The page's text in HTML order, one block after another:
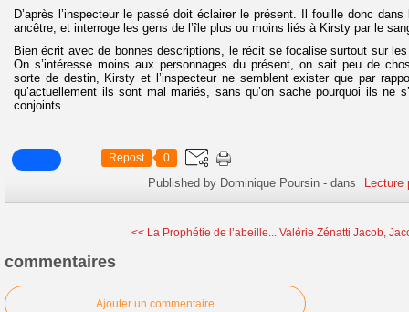
D’après l’inspecteur le passé doit éclairer le présent. Il fouille donc
ancêtre, et interroge les gens de l’île plus ou moins liés à Kirsty par le
Bien écrit avec de bonnes descriptions, le récit se focalise surtout sur
On s’intéresse moins aux personnages du présent, on sait peu de
sorte de destin, Kirsty et l’inspecteur ne semblent exister que par
qu’actuellement ils sont mal mariés, sans qu’on sache pourquoi ils ne
conjoints…
Repost 0
Published by Dominique Poursin -dans Lecture
<< La Prophétie de l’abeille... Valérie Zénatti Jacob,
commentaires
Ajouter un commentaire